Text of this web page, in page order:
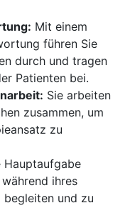
Mit einem
führen Sie
durch und tragen
Patienten bei.
Sie arbeiten
zusammen, um
zu
Hauptaufgabe
ihres
begleiten und zu